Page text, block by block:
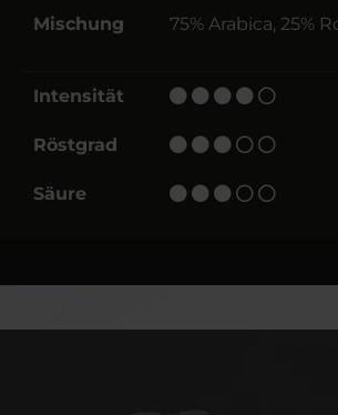
Mischung 75% Arabica, 25%
Intensität
Röstgrad
Säure